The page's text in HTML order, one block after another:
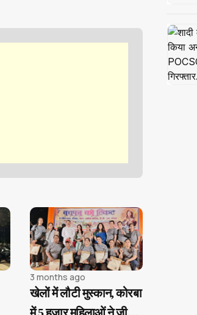
3 months ago
खेलों में लौटी मुस्कान, कोरबा